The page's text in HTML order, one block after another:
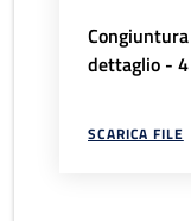
dettaglio -
SCARICA FILE